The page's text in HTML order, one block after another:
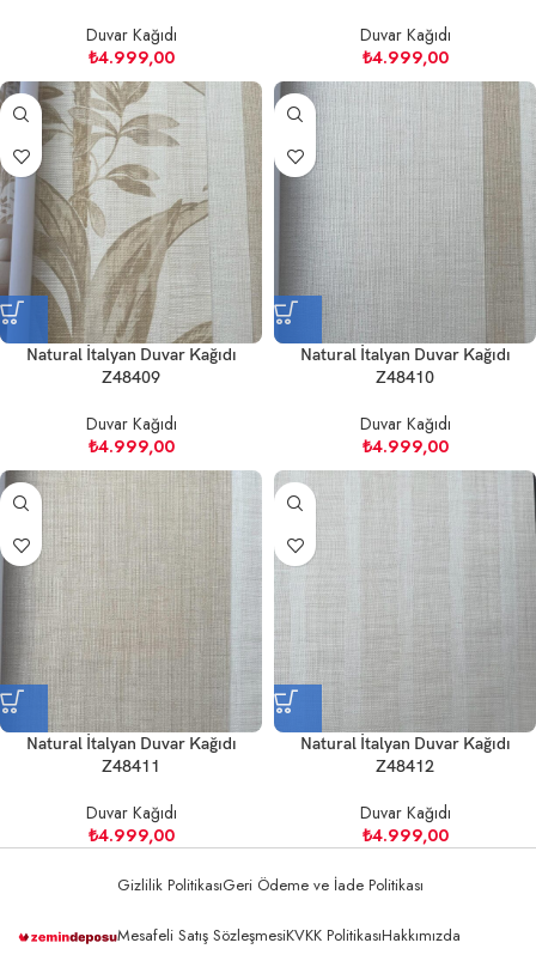
Duvar Kağıdı
₺4.999,00
Duvar Kağıdı
₺4.999,00
Natural İtalyan Duvar Kağıdı
Z48409
Duvar Kağıdı
₺4.999,00
Natural İtalyan Duvar Kağıdı
Z48410
Duvar Kağıdı
₺4.999,00
Natural İtalyan Duvar Kağıdı
Z48411
Duvar Kağıdı
₺4.999,00
Natural İtalyan Duvar Kağıdı
Z48412
Duvar Kağıdı
₺4.999,00
Gizlilik PolitikasıGeri Ödeme ve İade Politikası
Mesafeli Satış SözleşmesiKVKK PolitikasıHakkımızda